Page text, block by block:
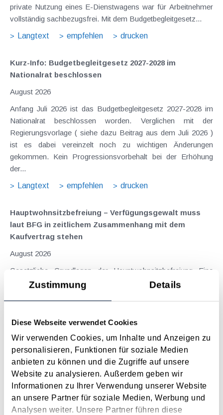
Zustimmung Details
Diese Webseite verwendet Cookies
Wir verwenden Cookies, um Inhalte und Anzeigen zu
personalisieren, Funktionen für soziale Medien
anbieten zu können und die Zugriffe auf unsere
Website zu analysieren. Außerdem geben wir
Informationen zu Ihrer Verwendung unserer Website
an unsere Partner für soziale Medien, Werbung und
Analysen weiter. Unsere Partner führen diese
private Nutzung eines E-Dienstwagens war für Arbeitnehmer
vollständig sachbezugsfrei. Mit dem Budgetbegleitgesetz...
Langtext
empfehlen drucken
Kurz-Info: Budgetbegleitgesetz 2027-2028 im
Nationalrat beschlossen
August 2026
Anfang Juli 2026 ist das Budgetbegleitgesetz 2027-2028 im
Nationalrat beschlossen worden. Verglichen mit der
Regierungsvorlage ( siehe dazu Beitrag aus dem Juli 2026 )
ist es dabei vereinzelt noch zu wichtigen Änderungen
gekommen. Kein Progressionsvorbehalt bei der Erhöhung
der...
Langtext
empfehlen drucken
Hauptwohnsitz​­befreiung – Verfügungsgewalt muss
laut BFG in zeitlichem Zusammenhang mit dem
Kaufvertrag stehen
August 2026
Gesetzliche Grundlagen der Hauptwohnsitzbefreiung Eine
Ausnahme von der bei privaten Grundstücksveräußerungen
Hauptwohnsitzbefreiung erfüllt sind....
Langtext
empfehlen drucken
Tagesgelder auch bei eintägiger Reise ohne
Nächtigung
August 2026
Problemstellung und rechtlicher Hintergrund Tagesgelder